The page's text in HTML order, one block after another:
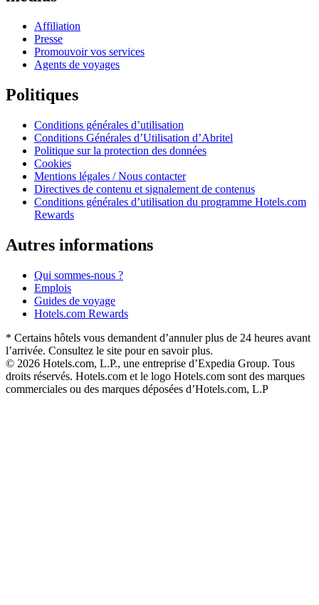
Affiliation
Presse
Promouvoir vos services
Agents de voyages
Politiques
Conditions générales d’utilisation
Conditions Générales d’Utilisation d’Abritel
Politique sur la protection des données
Cookies
Mentions légales / Nous contacter
Directives de contenu et signalement de contenus
Conditions générales d’utilisation du programme Hotels.com
Rewards
Autres informations
Qui sommes-nous ?
Emplois
Guides de voyage
Hotels.com Rewards
* Certains hôtels vous demandent d’annuler plus de 24 heures avant
l’arrivée. Consultez le site pour en savoir plus.
© 2026 Hotels.com, L.P., une entreprise d’Expedia Group. Tous
droits réservés. Hotels.com et le logo Hotels.com sont des marques
commerciales ou des marques déposées d’Hotels.com, L.P